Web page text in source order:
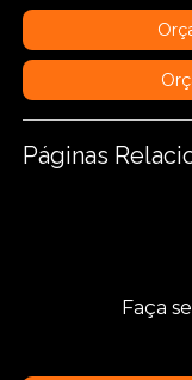
Páginas
Faça